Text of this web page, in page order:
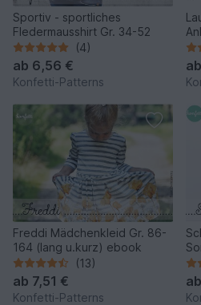
Sportiv - sportliches
Fledermausshirt Gr. 34-52
(4)
ab 6,56 €
Konfetti-Patterns
ab
Freddi Mädchenkleid Gr. 86-
164 (lang u.kurz) ebook
(13)
ab 7,51 €
Konfetti-Patterns
ab